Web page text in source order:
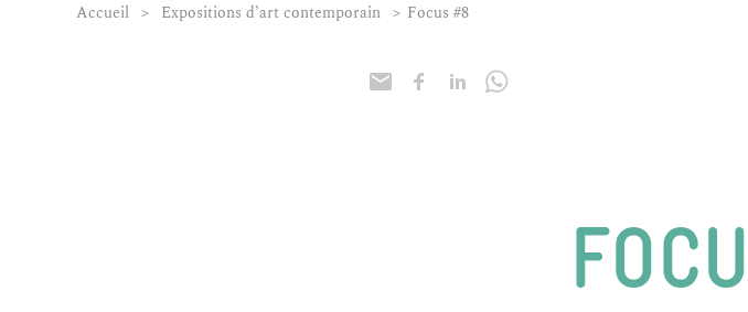
Accueil > Expositions d’art contemporain > Focus #8